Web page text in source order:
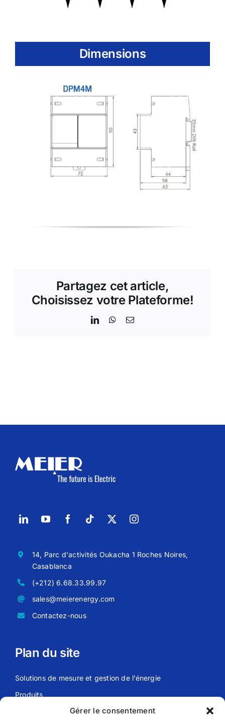
Gérer le consentement
Dimensions
Partagez cet article,
Choisissez votre Plateforme!
LinkedInWhatsApp
Email
14, Parc d'activités Oukacha 1 Roches Noires,
Casablanca
(+212) 6.68.33.99.97
sales@meierenergy.com
Contactez-nous
Plan du site
Solutions de mesure et gestion de l’énergie
Produits